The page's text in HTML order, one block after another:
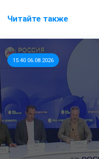
Читайте также
15:40 06.08.2026